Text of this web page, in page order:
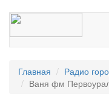
Главная Радио
Ваня фм